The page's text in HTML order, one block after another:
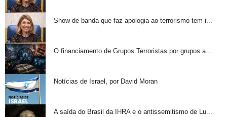
Show de banda que faz apologia ao terrorismo tem i...
O financiamento de Grupos Terroristas por grupos a...
Notícias de Israel, por David Moran
A saída do Brasil da IHRA e o antissemitismo de Lu...